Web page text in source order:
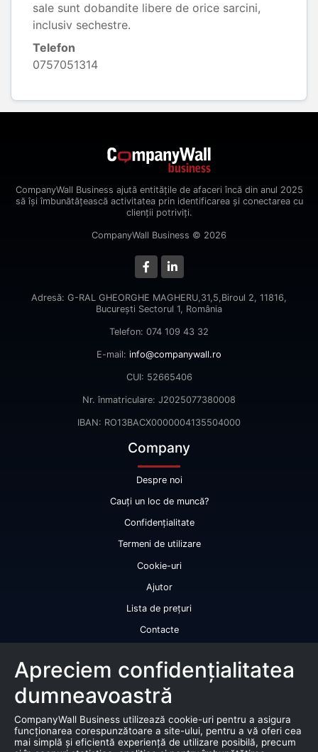
sale sunt dobandite libere de orice sarcini,
inclusiv sechestre.
Telefon
0757051314
CompanyWall Business ajută entitățile de afaceri încă din anul 2025
să își îmbunătățească activitatea prin identificarea și conectarea cu
clienții potriviți.
CompanyWall Business © 2026
Adresă: G-RAL GHEORGHE MAGHERU,31,5,Biroul 2, 11816,
Bucureşti Sectorul 1, România
Telefon: 074 109 43 32
E-mail: info@companywall.ro
CUI: 52665406
Nr. înmatriculare: J2025077380008
IBAN: RO13BACX0000004135504000
Company
Despre noi
Cauți un loc de muncă?
Confidențialitate
Termeni de utilizare
Cookie-uri
Ajutor
Lista de prețuri
Contacte
Serviciile noastre
Rating de credit
Raport de bonitate
Certificat de bonitate financiară
Apreciem confidențialitatea
dumneavoastră
CompanyWall Business utilizează cookie-uri pentru a asigura
funcționarea corespunzătoare a site-ului, pentru a vă oferi cea
mai simplă și eficientă experiență de utilizare posibilă, precum